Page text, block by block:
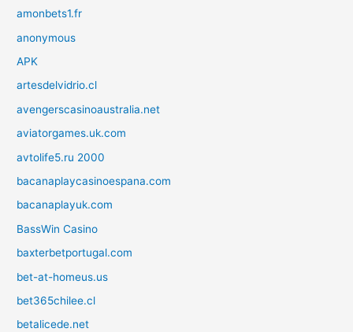
amonbets1.fr
anonymous
APK
artesdelvidrio.cl
avengerscasinoaustralia.net
aviatorgames.uk.com
avtolife5.ru 2000
bacanaplaycasinoespana.com
bacanaplayuk.com
BassWin Casino
baxterbetportugal.com
bet-at-homeus.us
bet365chilee.cl
betalicede.net